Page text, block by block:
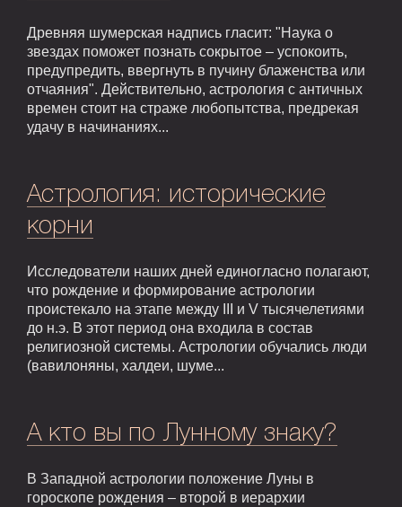
Древняя шумерская надпись гласит: "Наука о
звездах поможет познать сокрытое – успокоить,
предупредить, ввергнуть в пучину блаженства или
отчаяния". Действительно, астрология с античных
времен стоит на страже любопытства, предрекая
удачу в начинаниях...
Астрология: исторические
корни
Исследователи наших дней единогласно полагают,
что рождение и формирование астрологии
проистекало на этапе между III и V тысячелетиями
до н.э. В этот период она входила в состав
религиозной системы. Астрологии обучались люди
(вавилоняны, халдеи, шуме...
А кто вы по Лунному знаку?
В Западной астрологии положение Луны в
гороскопе рождения – второй в иерархии